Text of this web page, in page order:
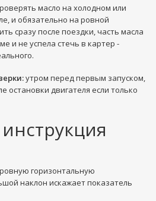
масло на холодном или
и обязательно на ровной
сразу после поездки, часть масла
и не успела стечь в картер -
утром перед первым запуском,
остановки двигателя если только
горизонтальную
наклон искажает показатель